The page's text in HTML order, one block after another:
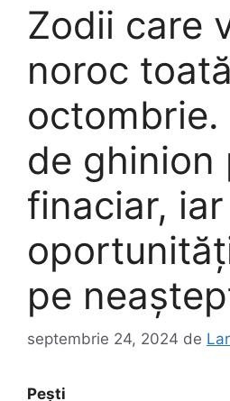
Zodii care
noroc
octombrie.
de ghinion
finaciar, iar
pe
septembrie 24, 2024 de
Pești